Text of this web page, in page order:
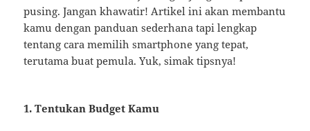
pusing. Jangan khawatir! Artikel ini akan membantu
kamu dengan panduan sederhana tapi lengkap
tentang cara memilih smartphone yang tepat,
terutama buat pemula. Yuk, simak tipsnya!
1. Tentukan Budget Kamu